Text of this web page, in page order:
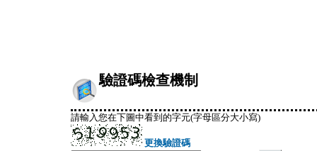
驗證碼檢查機制
請輸入您在下圖中看到的字元(字母區分大小寫)
更換驗證碼